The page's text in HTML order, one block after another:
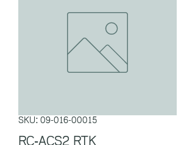
SKU: 09-016-00015